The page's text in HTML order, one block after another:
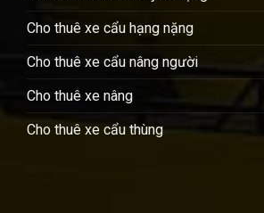
Cho thuê xe cẩu hạng nặng
Cho thuê xe cẩu nâng người
Cho thuê xe nâng
Cho thuê xe cẩu thùng